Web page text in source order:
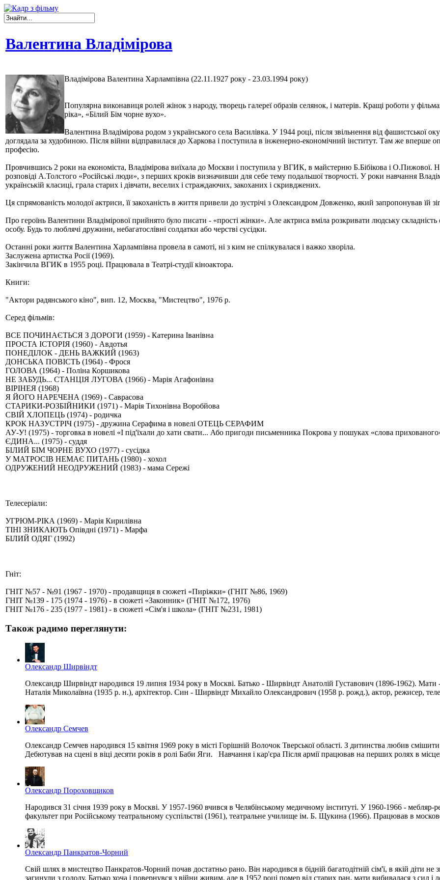
Валентина Владімірова
Владімірова Валентина Харлампівна (22.11.1927 року - 23.03.1994 року)
Популярна виконавиця ролей жінок з народу, творець галереї образів селянок, і матерів. Кращі роботи у
ріка», «Білий Бім чорне вухо».
Валентина Владімірова родом з українського села Василівка. У 1944 році, після звільнення від фашистської
доглядала за худобиною. Після війни відправилася до Харкова і поступила в інженерно-економічний інститут. Там же вперше
професію.
Провчившись 2 роки на економіста, Владімірова виїхала до Москви і поступила у ВГИК, в майстерню Б.Бібікова і О.Пижової.
розповіді А.Толстого «Російські люди», з перших кроків визначивши для себе тему подальшої творчості. У роки навчання
українській класиці, грала старих і дівчати, веселих і страждаючих, закоханих і скривджених.
Ця спрямованість молодої актриси, її закоханість в життя привели до зустрічі з Олександром Довженко, який запропонував їй
Про героїнь Валентини Владімірової прийнято було писати - «прості жінки». Але актриса вміла розкривати людську
особу. Будь то люблячі дружини, небагатослівні солдатки або черстві сусідки.
Останні роки життя Валентина Харлампівна провела в самоті, ні з ким не спілкувалася і важко хворіла.
Заслужена артистка Росії (1969).
Закінчила ВГИК в 1955 році. Працювала в Театрі-студії кіноактора.
Книги:
"Актори радянського кіно", вип. 12, Москва, "Мистецтво", 1976 р.
Серед фільмів:
ВСЕ ПОЧИНАЄТЬСЯ З ДОРОГИ (1959) - Катерина Іванівна
ПРОСТА ІСТОРІЯ (1960) - Авдотья
ПОНЕДІЛОК - ДЕНЬ ВАЖКИЙ (1963)
ДОНСЬКА ПОВІСТЬ (1964) - Фрося
ГОЛОВА (1964) - Поліна Коршикова
НЕ ЗАБУДЬ... СТАНЦІЯ ЛУГОВА (1966) - Марія Агафонівна
ВІРІНЕЯ (1968)
Я ЙОГО НАРЕЧЕНА (1969) - Саврасова
СТАРИКИ-РОЗБІЙНИКИ (1971) - Марія Тихонівна Воробйова
СВІЙ ХЛОПЕЦЬ (1974) - родичка
КРОК НАЗУСТРІЧ (1975) - дружина Серафима в новелі ОТЕЦЬ СЕРАФИМ
АУ-У! (1975) - торговка в новелі «І під'їхали до хати свати... Або пригоди письменника Покрова у пошуках «слова
ЄДИНА... (1975) - суддя
БІЛИЙ БІМ ЧОРНЕ ВУХО (1977) - сусідка
У МАТРОСІВ НЕМАЄ ПИТАНЬ (1980) - хохол
ОДРУЖЕНИЙ НЕОДРУЖЕНИЙ (1983) - мама Сережі
Телесеріали:
УГРЮМ-РІКА (1969) - Марія Кирилівна
ТІНІ ЗНИКАЮТЬ Опівдні (1971) - Марфа
БІЛИЙ ОДЯГ (1992)
Гніт:
ГНІТ №57 - №91 (1967 - 1970) - продавщиця в сюжеті «Пиріжки» (ГНІТ №86, 1969)
ГНІТ №139 - 175 (1974 - 1976) - в сюжеті «Законник» (ГНІТ №172, 1976)
ГНІТ №176 - 235 (1977 - 1981) - в сюжеті «Сім'я і школа» (ГНІТ №231, 1981)
Також радимо переглянути:
Олександр Ширвіндт
Олександр Ширвіндт народився 19 липня 1934 року в Москві. Батько - Ширвіндт Анатолій Густавович (1896-1962).
Наталія Миколаївна (1935 р. н.), архітектор. Син - Ширвіндт Михайло Олександрович (1958 р. рожд.), актор, режисер,
Олександр Семчев
Олександр Семчев народився 15 квітня 1969 року в місті Горішній Волочок Тверської області. З дитинства любив
Дебютував на сцені в віці десяти років в ролі Баби Яги. Навчання і кар'єра Після армії працював на перших ролях в
Олександр Пороховщиков
Народився 31 січня 1939 року в Москві. У 1957-1960 вчився в Челябінському медичному інституті. У 1960-1966 - мебляр-
факультет при Російському театральному суспільстві (1961), театральне училище ім. Б. Щукина (1966). Працював в
Олександр Панкратов-Чорний
Свій шлях в мистецтво Панкратов-Чорний почав достатньо рано. Він народився в бідній багатодітній сім'ї, в якій діти не
загинули з голоду. Батько хоча і повернувся з війни живим, але в 1952 році помер від старих ран, мати вибивалася з сил і